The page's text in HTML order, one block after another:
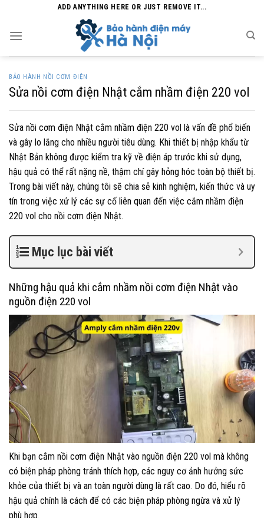
content
ADD ANYTHING HERE OR JUST REMOVE IT...
BẢO HÀNH NỒI CƠM ĐIỆN
Sửa nồi cơm điện Nhật cắm nhầm điện 220 vol
Sửa nồi cơm điện Nhật cắm nhầm điện 220 vol là vấn đề phổ biến
và gây lo lắng cho nhiều người tiêu dùng. Khi thiết bị nhập khẩu từ
Nhật Bản không được kiểm tra kỹ về điện áp trước khi sử dụng,
hậu quả có thể rất nặng nề, thậm chí gây hỏng hóc toàn bộ thiết bị.
Trong bài viết này, chúng tôi sẽ chia sẻ kinh nghiệm, kiến thức và uy
tín trong việc xử lý các sự cố liên quan đến việc cắm nhầm điện
220 vol cho nồi cơm điện Nhật.
Mục lục bài viết
Những hậu quả khi cắm nhầm nồi cơm điện Nhật vào
nguồn điện 220 vol
Khi bạn cắm nồi cơm điện Nhật vào nguồn điện 220 vol mà không
có biện pháp phòng tránh thích hợp, các nguy cơ ảnh hưởng sức
khỏe của thiết bị và an toàn người dùng là rất cao. Do đó, hiểu rõ
hậu quả chính là cách để có các biện pháp phòng ngừa và xử lý
phù hợp.